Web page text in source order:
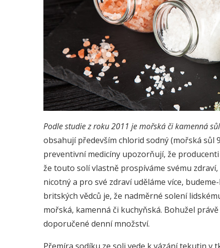
Podlestudie z roku 2011 je mořská či kamenná
obsahují především chlorid sodný (mořská
preventivní medicíny upozorňují, že
že touto solí vlastně prospíváme svému
nicotný a pro své zdraví uděláme více,
britských vědců je, že nadměrné solení
mořská, kamenná či kuchyňská. Bohužel
doporučené denní množství.